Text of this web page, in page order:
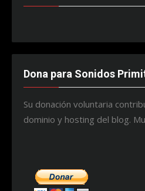
Dona para Sonidos
Su donación voluntaria
dominio y hosting del blog.